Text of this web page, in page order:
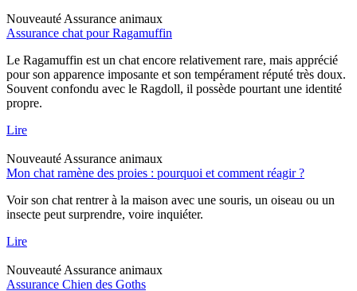
Nouveauté Assurance animaux
Assurance chat pour Ragamuffin
Le Ragamuffin est un chat encore relativement rare, mais apprécié
pour son apparence imposante et son tempérament réputé très doux.
Souvent confondu avec le Ragdoll, il possède pourtant une identité
propre.
Lire
Nouveauté Assurance animaux
Mon chat ramène des proies : pourquoi et comment réagir ?
Voir son chat rentrer à la maison avec une souris, un oiseau ou un
insecte peut surprendre, voire inquiéter.
Lire
Nouveauté Assurance animaux
Assurance Chien des Goths